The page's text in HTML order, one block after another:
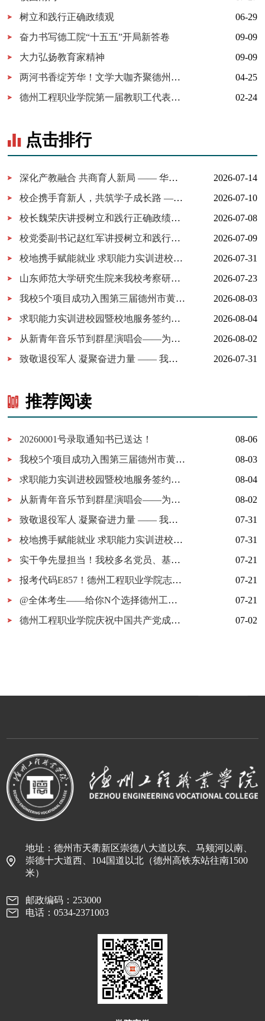
树立和践行正确政绩观
06-29
奋力书写德工院“十五五”开局新答卷
09-09
大力弘扬教育家精神
09-09
两河书香绽芳华！文学大咖齐聚德州，邀您共赴"诗与远方"！
04-25
德州工程职业学院第一届教职工代表大会暨工会会员代表大会第一次会议胜利召开
02-24
点击排行
深化产教融合 共商育人新局 —— 华为技术有限公司一行来我校考察...
2026-07-14
校企携手育新人，共筑学子成长路 ——百胜中国山东分公司来校交...
2026-07-10
校长魏荣庆讲授树立和践行正确政绩观学习教育专题党课
2026-07-08
校党委副书记赵红军讲授树立和践行正确政绩观学习教育专题党课
2026-07-09
校地携手赋能就业 求职能力实训进校园暨校地服务签约仪式在我校...
2026-07-31
山东师范大学研究生院来我校考察研究生实习实践基地建设
2026-07-23
我校5个项目成功入围第三届德州市黄炎培职业教育创新创业大赛决...
2026-08-03
求职能力实训进校园暨校地服务签约仪式在我校举行
2026-08-04
从新青年音乐节到群星演唱会——为什么又是德工？
2026-08-02
致敬退役军人 凝聚奋进力量 —— 我校开展 “八一建军节” 拥军茶...
2026-07-31
推荐阅读
20260001号录取通知书已送达！
08-06
我校5个项目成功入围第三届德州市黄炎培职业教育创新创业大赛决赛
08-03
求职能力实训进校园暨校地服务签约仪式在我校举行
08-04
从新青年音乐节到群星演唱会——为什么又是德工？
08-02
致敬退役军人 凝聚奋进力量 —— 我校开展 “八一建军节” 拥军茶话会
07-31
校地携手赋能就业 求职能力实训进校园暨校地服务签约仪式在我校顺利举行
07-31
实干争先显担当！我校多名党员、基层党组织获市级表彰！
07-21
报考代码E857！德州工程职业学院志愿填报指南
07-21
@全体考生——给你N个选择德州工程职业学院的理由
07-21
德州工程职业学院庆祝中国共产党成立105周年MV《旗帜》上线！用歌声唱响百年信仰！
07-02
地址：德州市天衢新区崇德八大道以东、马颊河以南、
崇德十大道西、104国道以北（德州高铁东站往南1500
米）
邮政编码：253000
电话：0534-2371003